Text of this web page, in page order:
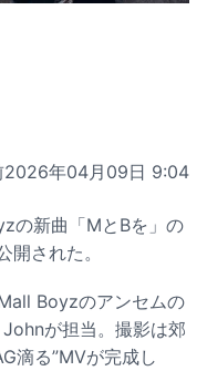
2026年04月09日 9:04
の新曲「MとBを」の
開された。
Boyzのアンセムの
が担当。撮影は郊
滴る”MVが完成し